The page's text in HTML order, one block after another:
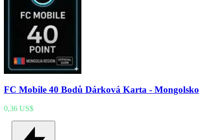
FC Mobile 40 Bodů Dárková Karta - Mongolsko
0,36 US$